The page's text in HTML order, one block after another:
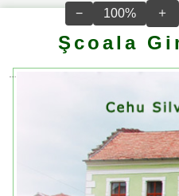
− 100% ＋
Şcoala